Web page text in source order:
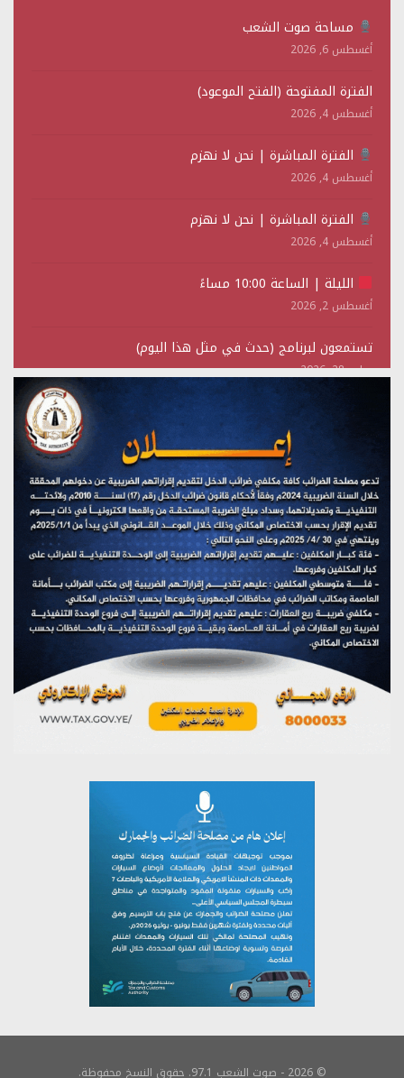
مساحة صوت الشعب
أغسطس 6, 2026
الفترة المفتوحة (الفتح الموعود)
أغسطس 4, 2026
الفترة المباشرة | نحن لا نهزم
أغسطس 4, 2026
الفترة المباشرة | نحن لا نهزم
أغسطس 4, 2026
الليلة | الساعة 10:00 مساءً
أغسطس 2, 2026
تستمعون لبرنامج (حدث في مثل هذا اليوم)
يوليو 28, 2026
(نحن لا نهزم) بث مباشر
تستمعون لبرنامج (هندسة الوهم)
يوليو 28, 2026
مؤتمر صحفي لمركز عين الإنسانية حول جرائم تحالف العدوان
على اليمن
يوليو 27, 2026
تستمعون لبرنامج (مع السيد القائد)
يوليو 26, 2026
© 2026 - صوت الشعب 97.1. حقوق النسخ محفوظة.